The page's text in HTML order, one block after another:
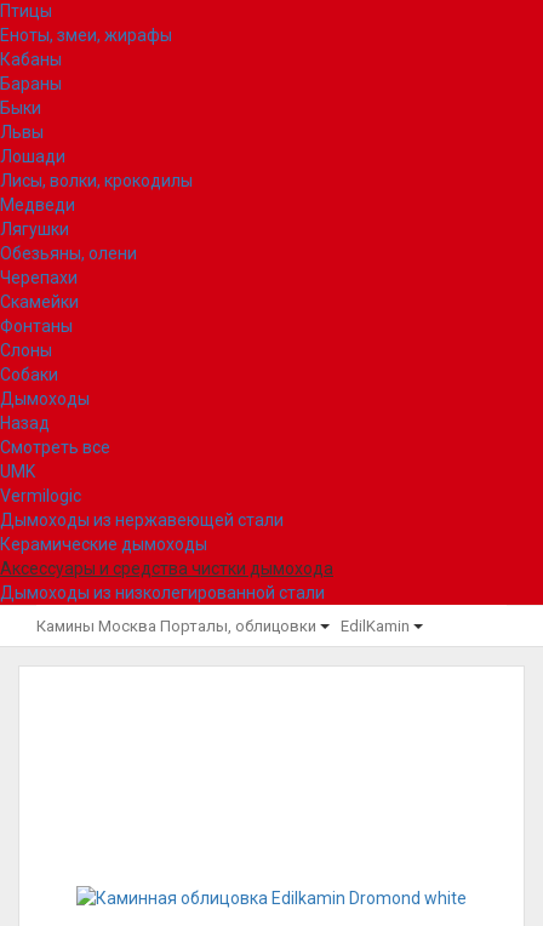
Птицы
Еноты, змеи, жирафы
Кабаны
Бараны
Быки
Львы
Лошади
Лисы, волки, крокодилы
Медведи
Лягушки
Обезьяны, олени
Черепахи
Скамейки
Фонтаны
Слоны
Собаки
Дымоходы
Назад
Смотреть все
UMK
Vermilogic
Дымоходы из нержавеющей стали
Керамические дымоходы
Аксессуары и средства чистки дымохода
Дымоходы из низколегированной стали
Камины Москва Порталы, облицовки EdilKamin